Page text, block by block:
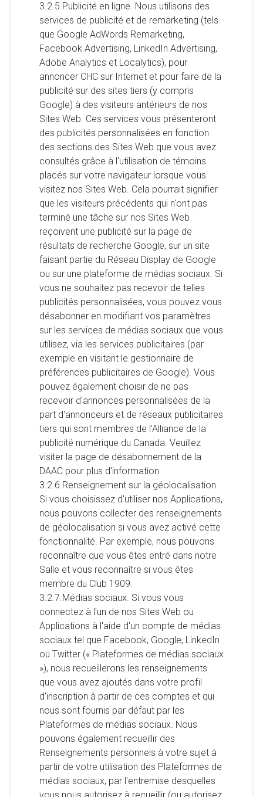
3.2.5.Publicité en ligne. Nous utilisons des
services de publicité et de remarketing (tels
que Google AdWords Remarketing,
Facebook Advertising, LinkedIn Advertising,
Adobe Analytics et Localytics), pour
annoncer CHC sur Internet et pour faire de la
publicité sur des sites tiers (y compris
Google) à des visiteurs antérieurs de nos
Sites Web. Ces services vous présenteront
des publicités personnalisées en fonction
des sections des Sites Web que vous avez
consultés grâce à l'utilisation de témoins
placés sur votre navigateur lorsque vous
visitez nos Sites Web. Cela pourrait signifier
que les visiteurs précédents qui n'ont pas
terminé une tâche sur nos Sites Web
reçoivent une publicité sur la page de
résultats de recherche Google, sur un site
faisant partie du Réseau Display de Google
ou sur une plateforme de médias sociaux. Si
vous ne souhaitez pas recevoir de telles
publicités personnalisées, vous pouvez vous
désabonner en modifiant vos paramètres
sur les services de médias sociaux que vous
utilisez, via les services publicitaires (par
exemple en visitant le gestionnaire de
préférences publicitaires de Google). Vous
pouvez également choisir de ne pas
recevoir d'annonces personnalisées de la
part d'annonceurs et de réseaux publicitaires
tiers qui sont membres de l'Alliance de la
publicité numérique du Canada. Veuillez
visiter la page de désabonnement de la
DAAC pour plus d'information.
3.2.6.Renseignement sur la géolocalisation.
Si vous choisissez d'utiliser nos Applications,
nous pouvons collecter des renseignements
de géolocalisation si vous avez activé cette
fonctionnalité. Par exemple, nous pouvons
reconnaître que vous êtes entré dans notre
Salle et vous reconnaître si vous êtes
membre du Club 1909.
3.2.7.Médias sociaux. Si vous vous
connectez à l'un de nos Sites Web ou
Applications à l'aide d'un compte de médias
sociaux tel que Facebook, Google, LinkedIn
ou Twitter (« Plateformes de médias sociaux
»), nous recueillerons les renseignements
que vous avez ajoutés dans votre profil
d'inscription à partir de ces comptes et qui
nous sont fournis par défaut par les
Plateformes de médias sociaux. Nous
pouvons également recueillir des
Renseignements personnels à votre sujet à
partir de votre utilisation des Plateformes de
médias sociaux, par l'entremise desquelles